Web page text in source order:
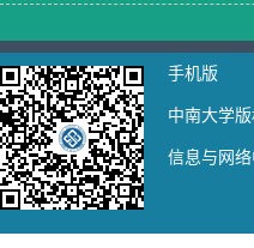
手机版
中南大学
信息与网